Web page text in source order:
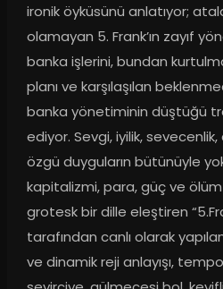
ironik öyküsünü anlatıyor;
olamayan 5. Frank’ın zayıf
banka işlerini, bundan
planı ve karşılaşılan
banka yönetiminin düştüğü
ediyor. Sevgi, iyilik,
özgü duyguların bütünüyle yok
kapitalizmi, para, güç ve
grotesk bir dille eleştiren
tarafından canlı olarak
ve dinamik reji anlayışı,